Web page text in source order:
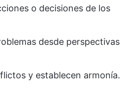
o decisiones de los
desde perspectivas
y establecen armonía.